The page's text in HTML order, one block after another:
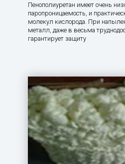
Пенополиуретан имеет очень
паропроницаемость, и
молекул кислорода. При
металл, даже в весьма
гарантирует защиту